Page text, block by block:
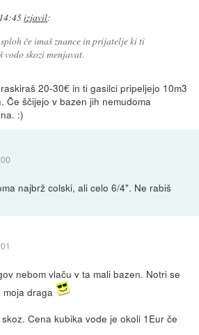
izjavil:
sploh če imaš znance in prijatelje ki ti
skozi menjavat.
20-30€ in ti gasilci pripeljejo 10m3
Če ščijejo v bazen jih nemudoma
:)
najbrž colski, ali celo 6/4". Ne rabiš
nebom vlaču v ta mali bazen. Notri se
draga
Cena kubika vode je okoli 1Eur če